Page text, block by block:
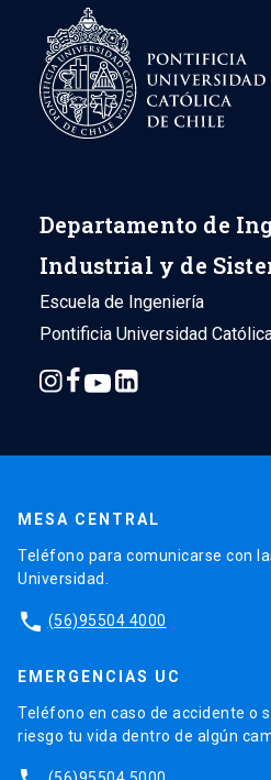
Departamento de
Industrial y de
Escuela de Ingeniería
Pontificia Universidad
MESA CENTRAL
Teléfono para comunicarse con
Universidad.
phone (56)95504 4000
EMERGENCIAS UC
Teléfono en caso de accidente o
riesgo tu vida dentro de algún